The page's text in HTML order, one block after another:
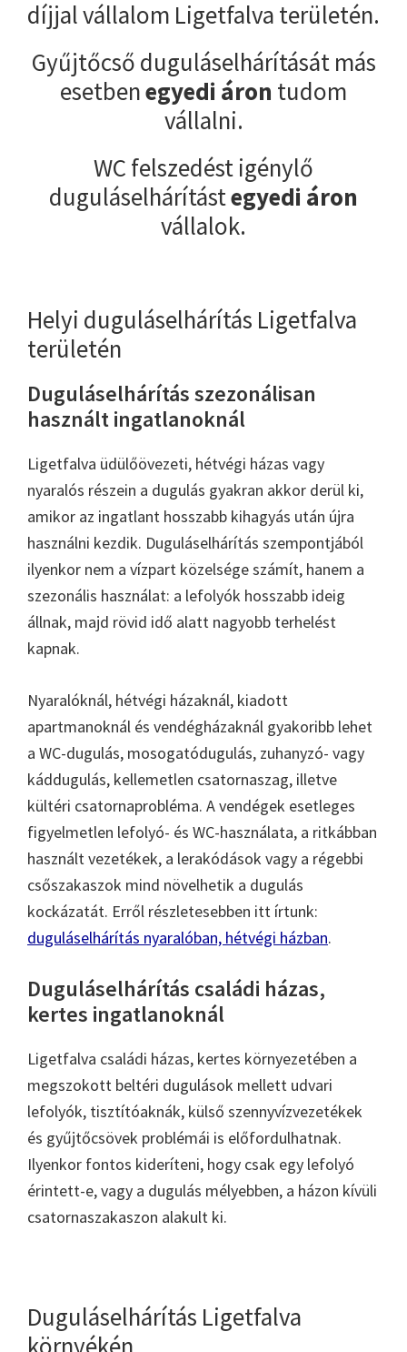
díjjal vállalom Ligetfalva területén.
Gyűjtőcső duguláselhárítását más
esetbenegyedi áron tudom
vállalni.
WC felszedést igénylő
duguláselhárítástegyedi áron
vállalok.
Helyi duguláselhárítás Ligetfalva
területén
Duguláselhárítás szezonálisan
használt ingatlanoknál
Ligetfalva üdülőövezeti, hétvégi házas vagy
nyaralós részein a dugulás gyakran akkor derül ki,
amikor az ingatlant hosszabb kihagyás után újra
használni kezdik. Duguláselhárítás szempontjából
ilyenkor nem a vízpart közelsége számít, hanem a
szezonális használat: a lefolyók hosszabb ideig
állnak, majd rövid idő alatt nagyobb terhelést
kapnak.
Nyaralóknál, hétvégi házaknál, kiadott
apartmanoknál és vendégházaknál gyakoribb lehet
a WC-dugulás, mosogatódugulás, zuhanyzó- vagy
káddugulás, kellemetlen csatornaszag, illetve
kültéri csatornaprobléma. A vendégek esetleges
figyelmetlen lefolyó- és WC-használata, a ritkábban
használt vezetékek, a lerakódások vagy a régebbi
csőszakaszok mind növelhetik a dugulás
kockázatát. Erről részletesebben itt írtunk:
duguláselhárítás nyaralóban, hétvégi házban.
Duguláselhárítás családi házas,
kertes ingatlanoknál
Ligetfalva családi házas, kertes környezetében a
megszokott beltéri dugulások mellett udvari
lefolyók, tisztítóaknák, külső szennyvízvezetékek
és gyűjtőcsövek problémái is előfordulhatnak.
Ilyenkor fontos kideríteni, hogy csak egy lefolyó
érintett-e, vagy a dugulás mélyebben, a házon kívüli
csatornaszakaszon alakult ki.
Duguláselhárítás Ligetfalva
környékén